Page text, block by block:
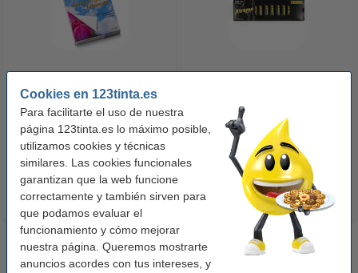
Cookies en 123tinta.es
Para facilitarte el uso de nuestra
página 123tinta.es lo máximo posible,
utilizamos cookies y técnicas
similares. Las cookies funcionales
garantizan que la web funcione
correctamente y también sirven para
que podamos evaluar el
funcionamiento y cómo mejorar
nuestra página. Queremos mostrarte
anuncios acordes con tus intereses, y
123tinta Papel fotográfico
10,50 € Incl. 21% IVA
Power AA - LR06 - MN1500 - 24
unidades
14,50 € Incl. 21% IVA